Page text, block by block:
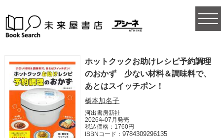
ホットクックお助けレシピ予約調理
のおかず 少ない材料＆調味料で、
あとはスイッチポン！
橋本加名子
河出書房新社
2026年07月発売
税込価格：1760円
ISBNコード：9784309296135